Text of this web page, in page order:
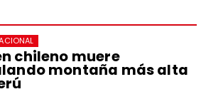
chileno muere
montaña más alta